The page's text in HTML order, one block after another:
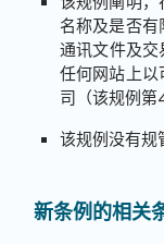
名称及是否
通讯文件及
任何网站上
司（该规例第
该规例没有规
新条例的相关